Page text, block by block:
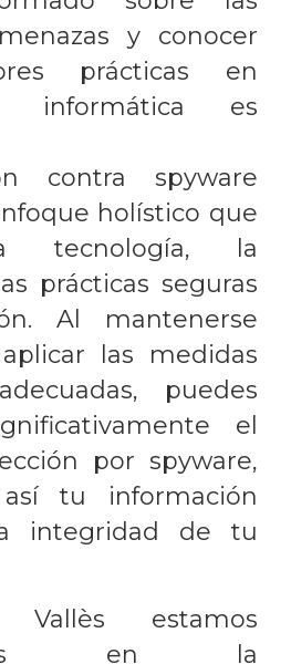
y conocer
prácticas en
informática es
contra spyware
holístico que
tecnología, la
prácticas seguras
Al mantenerse
las medidas
puedes
el
por spyware,
tu información
integridad de tu
estamos
en la